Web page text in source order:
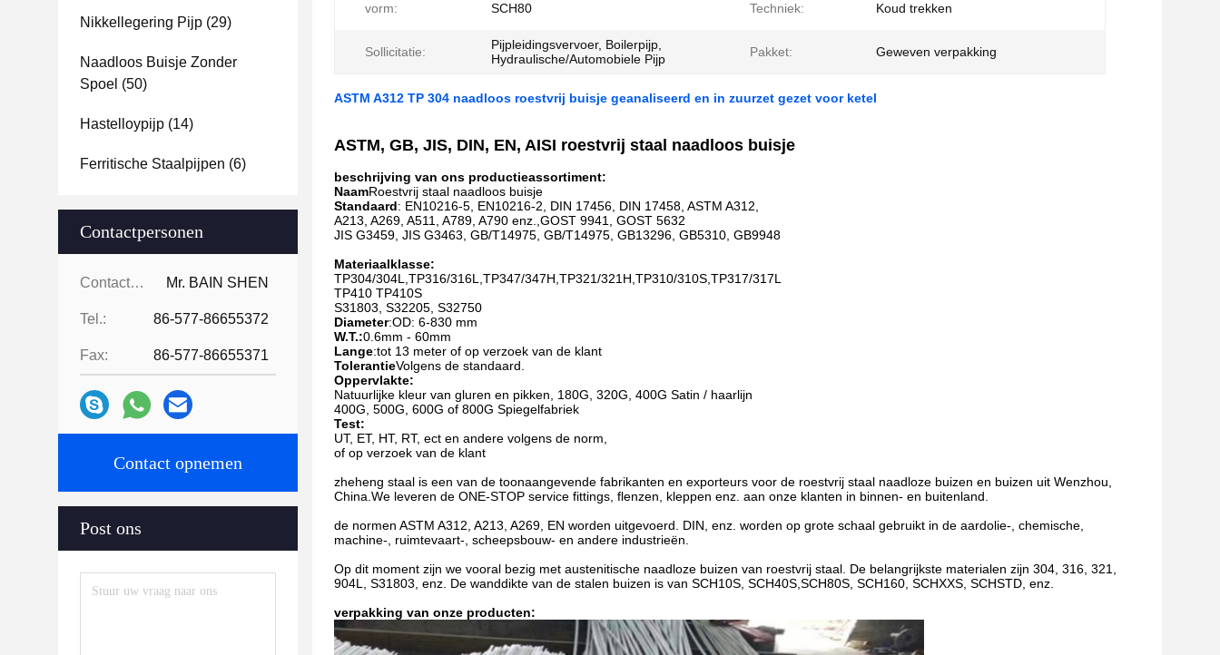
Nikkellegering Pijp (29)
Naadloos Buisje Zonder
Spoel (50)
Hastelloypijp (14)
Ferritische Staalpijpen (6)
Contactpersonen
Contactpersonen: Mr. BAIN SHEN
Tel.: 86-577-86655372
Fax: 86-577-86655371
Contact opnemen
Post ons
vorm: SCH80 Techniek: Koud trekken
Sollicitatie:
Pijpleidingsvervoer, Boilerpijp,
Hydraulische/Automobiele Pijp
Pakket: Geweven verpakking
ASTM A312 TP 304 naadloos roestvrij buisje geanaliseerd en in zuurzet gezet voor ketel
ASTM, GB, JIS, DIN, EN, AISI roestvrij staal naadloos buisje
beschrijving van ons productieassortiment:
NaamRoestvrij staal naadloos buisje
Standaard: EN10216-5, EN10216-2, DIN 17456, DIN 17458, ASTM A312,
A213, A269, A511, A789, A790 enz.,GOST 9941, GOST 5632
JIS G3459, JIS G3463, GB/T14975, GB/T14975, GB13296, GB5310, GB9948
Materiaalklasse:
TP304/304L,TP316/316L,TP347/347H,TP321/321H,TP310/310S,TP317/317L
TP410 TP410S
S31803, S32205, S32750
Diameter:OD: 6-830 mm
W.T.:0.6mm - 60mm
Lange:tot 13 meter of op verzoek van de klant
TolerantieVolgens de standaard.
Oppervlakte:
Natuurlijke kleur van gluren en pikken, 180G, 320G, 400G Satin / haarlijn
400G, 500G, 600G of 800G Spiegelfabriek
Test:
UT, ET, HT, RT, ect en andere volgens de norm,
of op verzoek van de klant
zheheng staal is een van de toonaangevende fabrikanten en exporteurs voor de roestvrij staal naadloze buizen en buizen uit Wenzhou,
China.We leveren de ONE-STOP service fittings, flenzen, kleppen enz. aan onze klanten in binnen- en buitenland.
de normen ASTM A312, A213, A269, EN worden uitgevoerd. DIN, enz. worden op grote schaal gebruikt in de aardolie-, chemische,
machine-, ruimtevaart-, scheepsbouw- en andere industrieën.
Op dit moment zijn we vooral bezig met austenitische naadloze buizen van roestvrij staal. De belangrijkste materialen zijn 304, 316, 321,
904L, S31803, enz. De wanddikte van de stalen buizen is van SCH10S, SCH40S,SCH80S, SCH160, SCHXXS, SCHSTD, enz.
verpakking van onze producten: